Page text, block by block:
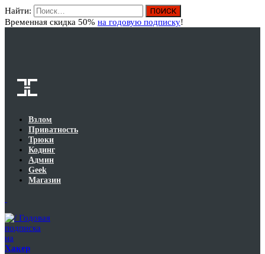
Найти:
Временная скидка 50% на годовую подписку!
Взлом
Приватность
Трюки
Кодинг
Админ
Geek
Магазин
Годовая
подписка
на
Хакер